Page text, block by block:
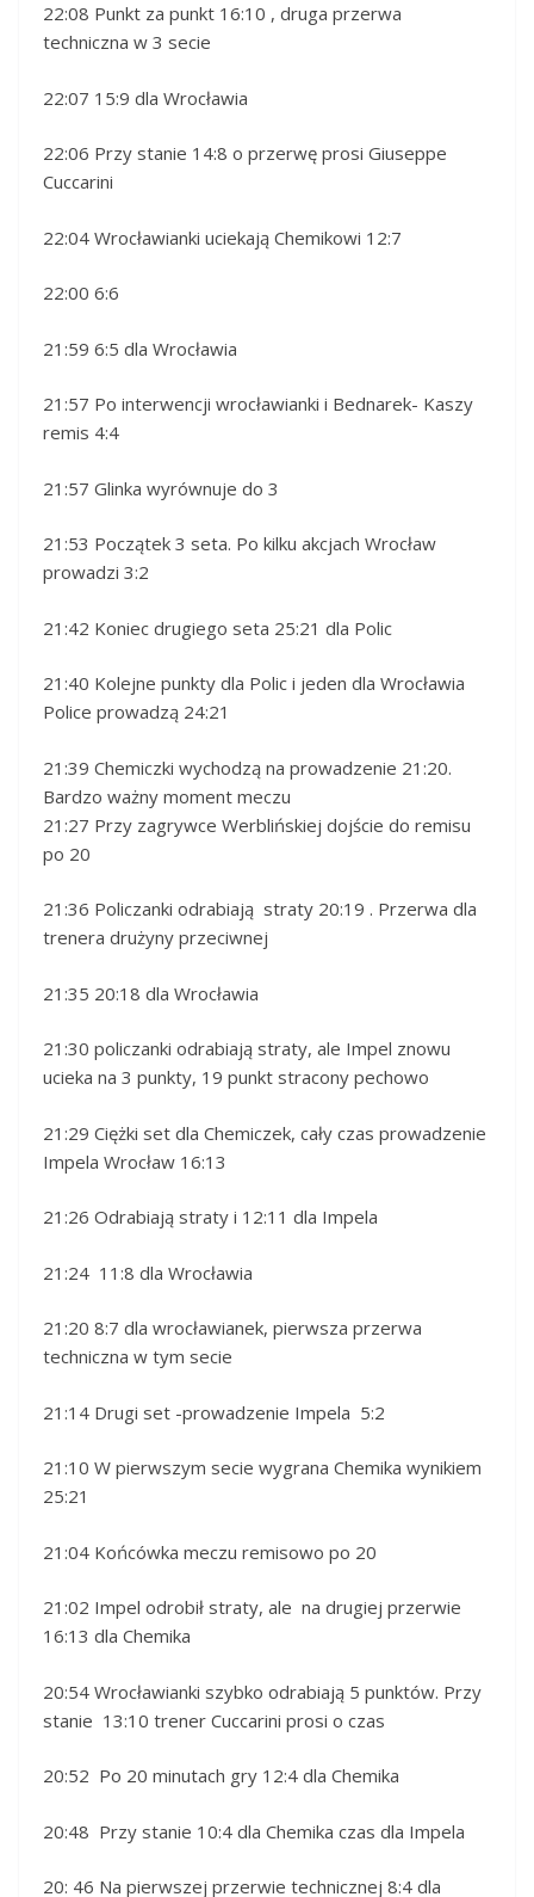
22:08 Punkt za punkt 16:10 , druga przerwa
techniczna w 3 secie
22:07 15:9 dla Wrocławia
22:06 Przy stanie 14:8 o przerwę prosi Giuseppe
Cuccarini
22:04 Wrocławianki uciekają Chemikowi 12:7
22:00 6:6
21:59 6:5 dla Wrocławia
21:57 Po interwencji wrocławianki i Bednarek- Kaszy
remis 4:4
21:57 Glinka wyrównuje do 3
21:53 Początek 3 seta. Po kilku akcjach Wrocław
prowadzi 3:2
21:42 Koniec drugiego seta 25:21 dla Polic
21:40 Kolejne punkty dla Polic i jeden dla Wrocławia
Police prowadzą 24:21
21:39 Chemiczki wychodzą na prowadzenie 21:20.
Bardzo ważny moment meczu
21:27 Przy zagrywce Werblińskiej dojście do remisu
po 20
21:36 Policzanki odrabiają straty 20:19 . Przerwa dla
trenera drużyny przeciwnej
21:35 20:18 dla Wrocławia
21:30 policzanki odrabiają straty, ale Impel znowu
ucieka na 3 punkty, 19 punkt stracony pechowo
21:29 Ciężki set dla Chemiczek, cały czas prowadzenie
Impela Wrocław 16:13
21:26 Odrabiają straty i 12:11 dla Impela
21:24 11:8 dla Wrocławia
21:20 8:7 dla wrocławianek, pierwsza przerwa
techniczna w tym secie
21:14 Drugi set -prowadzenie Impela 5:2
21:10 W pierwszym secie wygrana Chemika wynikiem
25:21
21:04 Końcówka meczu remisowo po 20
21:02 Impel odrobił straty, ale na drugiej przerwie
16:13 dla Chemika
20:54 Wrocławianki szybko odrabiają 5 punktów. Przy
stanie 13:10 trener Cuccarini prosi o czas
20:52 Po 20 minutach gry 12:4 dla Chemika
20:48 Przy stanie 10:4 dla Chemika czas dla Impela
20: 46 Na pierwszej przerwie technicznej 8:4 dla